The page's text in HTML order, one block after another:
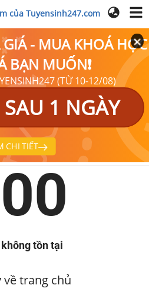
của Tuyensinh247.com
- MUA KHOÁ HỌC
BẠN MUỐN❗
(TỪ 10-12/08)
1 NGÀY
CHI TIẾT
tồn tại
trang chủ